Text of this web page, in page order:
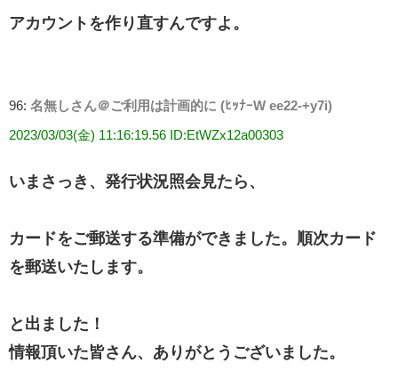
アカウントを作り直すんですよ。
96: 名無しさん＠ご利用は計画的に (ﾋｯﾅｰW ee22-+y7i)
2023/03/03(金) 11:16:19.56 ID:EtWZx12a00303
いまさっき、発行状況照会見たら、
カードをご郵送する準備ができました。順次カード
を郵送いたします。
と出ました！
情報頂いた皆さん、ありがとうございました。